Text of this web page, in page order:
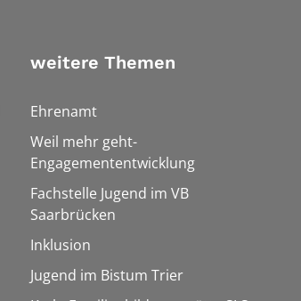
weitere Themen
Ehrenamt
Weil mehr geht-
Engagemententwicklung
Fachstelle Jugend im VB
Saarbrücken
Inklusion
Jugend im Bistum Trier